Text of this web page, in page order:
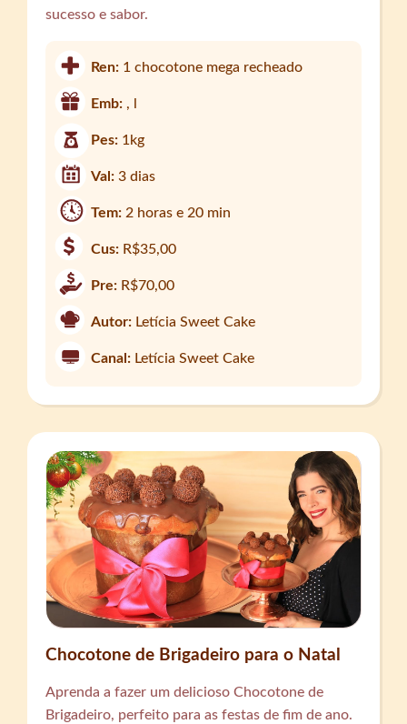
sucesso e sabor.
Ren: 1 chocotone mega recheado
Emb: , l
Pes: 1kg
Val:3 dias
Tem: 2 horas e 20 min
Cus: R$35,00
Pre: R$70,00
Autor: Letícia Sweet Cake
Canal: Letícia Sweet Cake
Chocotone de Brigadeiro para o Natal
Aprenda a fazer um delicioso Chocotone de
Brigadeiro, perfeito para as festas de fim de ano.